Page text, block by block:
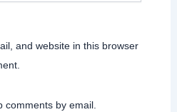
and website in this browser
comments by email.